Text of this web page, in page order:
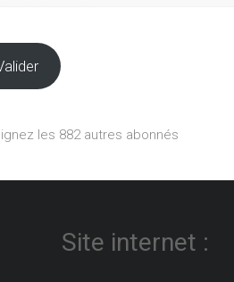
les 882 autres abonnés
Site internet :